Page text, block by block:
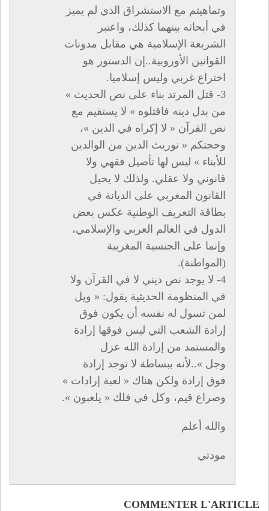
وتماهيتم مع الاستشراق الذي لم يميز
في أبحاثه بينهما كذلك، واعتبر
الشريعة الإسلامية هي مقابل مدونات
القوانين الأوروبية..إن الدستور هو
اختراع غربي وليس إسلاميا.
3- قتل المرتد بناء على نص الحديث »
من بدل دينه فاقتلوه » لا يستقيم مع
نص القرآن « لا إكراه في الدين »،
وحجتكم « توريث الدين من الوالدين
للأبناء » ليس لها تأصيل فقهي ولا
قانوني ولا عقلي. ولذلك لا يحيل
القانون المغربي على الديانة في
بطاقة التعريف الوطنية عكس بعض
الدول في العالم العربي والإسلامي،
وإنما على الجنسية المغربية
(المواطنة).
4- لا يوجد نص ديني لا في القرآن ولا
في المنظومة الحديثية يقول: « ويل
لمن تسول له نفسه أن يكون فوق
إرادة الشعب التي ليس فوقها إرادة
والمستمد من إرادة الله عزل
وجل »..لأنه ببساطة لا توجد إرادة
فوق إرادة ولكن هناك « لعبة إرادات »
وصراع قيم، وكل في فلك « يلعبون ».
والله أعلم
مودتي
COMMENTER L'ARTICLE